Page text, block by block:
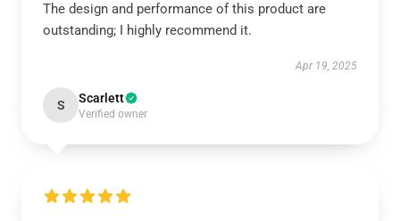
The design and performance of this product are
outstanding; I highly recommend it.
Apr 19, 2025
S Scarlett
Verified owner